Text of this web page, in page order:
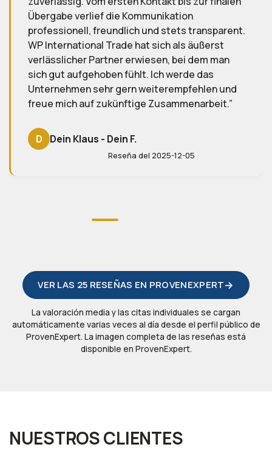
stets transparent.
als äußerst
bei dem man
werde das
und
gesamte Team – ich freue mich
zukünftige Projekte!
S Sabine T.
VER LAS 25 RESEÑAS EN PROVENEXPERT
La valoración media y las citas individuales se cargan
automáticamente varias veces al día desde el perfil público de
ProvenExpert. La imagen completa de las reseñas está
disponible en ProvenExpert.
NUESTROS CLIENTES